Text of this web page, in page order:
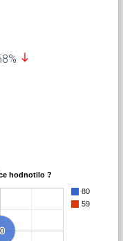
south
hodnotilo ?
80
59